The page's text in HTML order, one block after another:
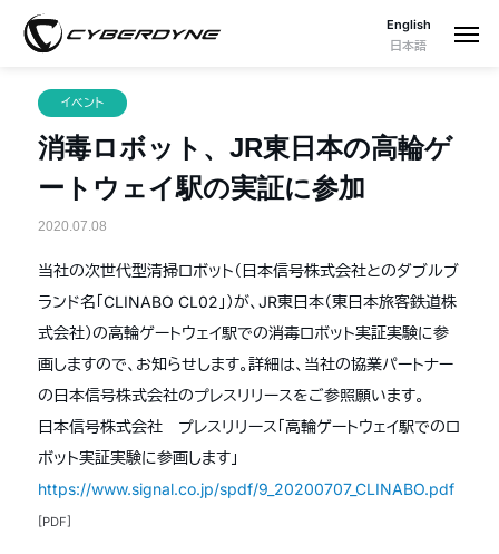
English
日本語
イベント
消毒ロボット、JR東日本の高輪ゲ
ートウェイ駅の実証に参加
2020.07.08
当社の次世代型清掃ロボット（日本信号株式会社とのダブルブ
ランド名「CLINABO CL02」）が、JR東日本（東日本旅客鉄道株
式会社）の高輪ゲートウェイ駅での消毒ロボット実証実験に参
画しますので、お知らせします。詳細は、当社の協業パートナー
の日本信号株式会社のプレスリリースをご参照願います。
日本信号株式会社 プレスリリース「高輪ゲートウェイ駅でのロ
ボット実証実験に参画します」
https://www.signal.co.jp/spdf/9_20200707_CLINABO.pdf
[PDF]